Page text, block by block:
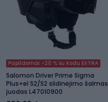
Papildomai -20 % su kodu EXTRA
Salomon Driver Prime Sigma
Plus+el S2/S2 slidinėjimo šalmas
juodas L47010900